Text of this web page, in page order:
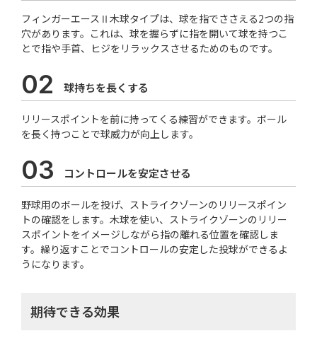
フィンガーエースⅡ木球タイプは、球を指でささえる2つの指
穴があります。これは、球を握らずに指を開いて球を持つこ
とで指や手首、ヒジをリラックスさせるためのものです。
02 球持ちを長くする
リリースポイントを前に持ってくる練習ができます。ボール
を長く持つことで球威力が向上します。
03 コントロールを安定させる
野球用のボールを投げ、ストライクゾーンのリリースポイン
トの確認をします。木球を使い、ストライクゾーンのリリー
スポイントをイメージしながら指の離れる位置を確認しま
す。繰り返すことでコントロールの安定した投球ができるよ
うになります。
期待できる効果